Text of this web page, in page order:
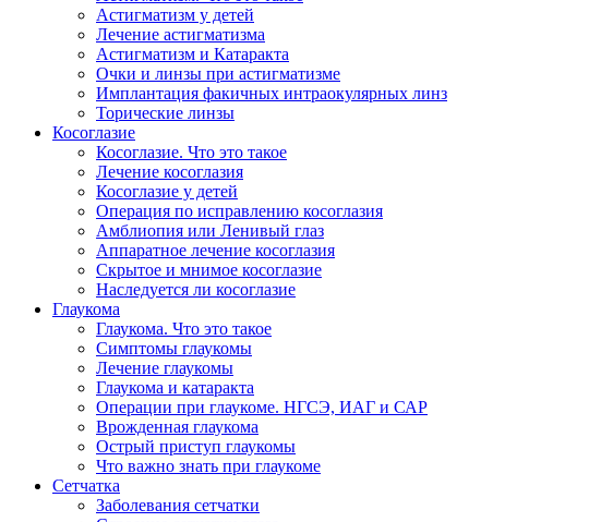
Астигматизм у детей
Лечение астигматизма
Астигматизм и Катаракта
Очки и линзы при астигматизме
Имплантация факичных интраокулярных линз
Торические линзы
Косоглазие
Косоглазие. Что это такое
Лечение косоглазия
Косоглазие у детей
Операция по исправлению косоглазия
Амблиопия или Ленивый глаз
Аппаратное лечение косоглазия
Скрытое и мнимое косоглазие
Наследуется ли косоглазие
Глаукома
Глаукома. Что это такое
Симптомы глаукомы
Лечение глаукомы
Глаукома и катаракта
Операции при глаукоме. НГСЭ, ИАГ и САР
Врожденная глаукома
Острый приступ глаукомы
Что важно знать при глаукоме
Сетчатка
Заболевания сетчатки